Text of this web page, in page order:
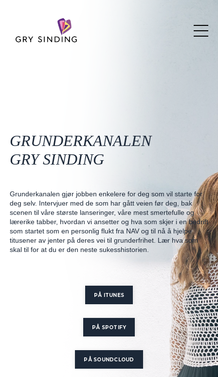
GRUNDERKANALEN
GRY SINDING
Grunderkanalen gjør jobben enkelere for deg som vil starte for
deg selv. Intervjuer med de som har gått veien før deg, bak
scenen til våre største lanseringer, våre mest smertefulle og
lærerike tabber, hvordan vi ansetter og hva som skjer i en bedrift
som startet som en personlig flukt fra NAV og til nå å hjelpe
titusener av jenter på deres vei til grunderfrihet. Lær hva som
skal til for at du er den neste sukesshistorien.
PÅ ITUNES
PÅ SPOTIFY
PÅ SOUNDCLOUD